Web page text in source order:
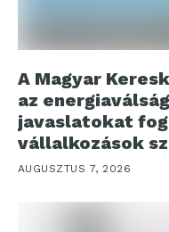
A Magyar
az
javaslatokat
vállalkozások
AUGUSZTUS 7, 2026